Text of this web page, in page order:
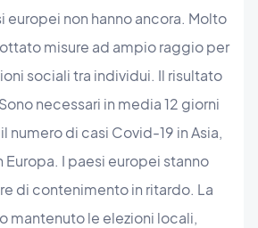
europei non hanno ancora. Molto
misure ad ampio raggio per
sociali tra individui. Il risultato
necessari in media 12 giorni
numero di casi Covid-19 in Asia,
Europa. I paesi europei stanno
di contenimento in ritardo. La
mantenuto le elezioni locali,